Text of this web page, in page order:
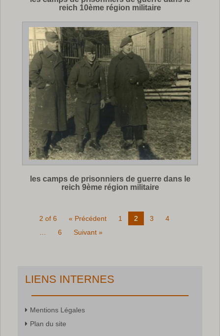
reich 10ème région militaire
les camps de prisonniers de guerre dans le
reich 9ème région militaire
2 of 6 « Précédent 1 2 3
4
6 Suivant »
LIENS INTERNES
Mentions Légales
Plan du site